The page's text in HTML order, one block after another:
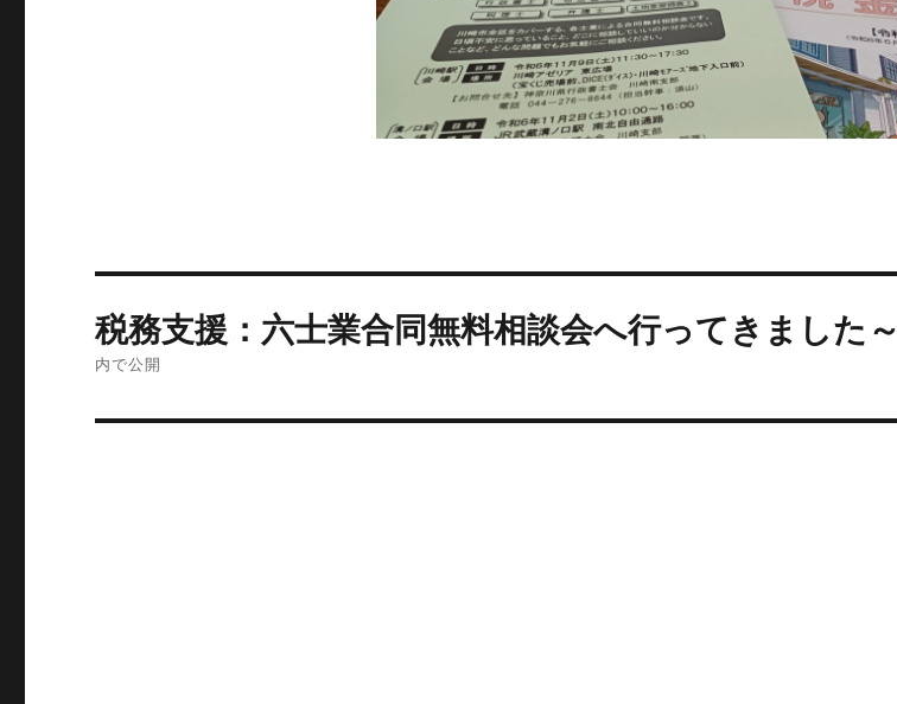
稿
税務支援：六士業合同無料相談会へ行ってきました～
内で公開